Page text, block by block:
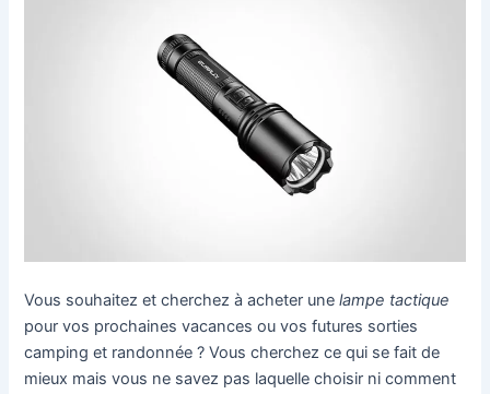
Vous souhaitez et cherchez à acheter unelampe tactique
pour vos prochaines vacances ou vos futures sorties
camping et randonnée ? Vous cherchez ce qui se fait de
mieux mais vous ne savez pas laquelle choisir ni comment